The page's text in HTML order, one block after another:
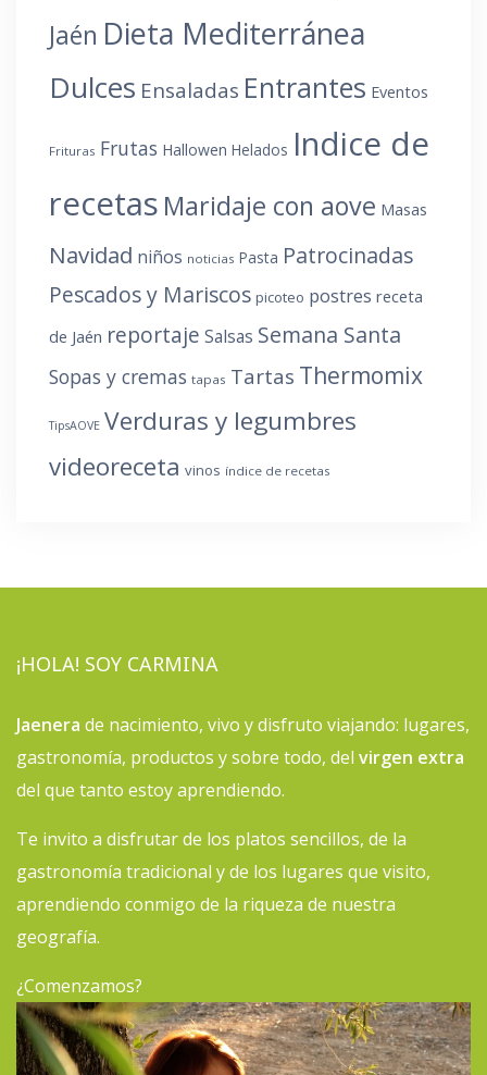
Jaén Dieta Mediterránea
Dulces Ensaladas Entrantes Eventos
Frituras Frutas Hallowen Helados Indice de
recetas Maridaje con aove Masas
Navidad niños noticias Pasta Patrocinadas
Pescados y Mariscos picoteo postres receta
de Jaén reportaje Salsas Semana Santa
Sopas y cremas tapas Tartas Thermomix
TipsAOVE Verduras y legumbres
videoreceta vinos índice de recetas
¡HOLA! SOY CARMINA
Jaenera de nacimiento, vivo y disfruto viajando: lugares,
gastronomía, productos y sobre todo, del virgen extra
del que tanto estoy aprendiendo.
Te invito a disfrutar de los platos sencillos, de la
gastronomía tradicional y de los lugares que visito,
aprendiendo conmigo de la riqueza de nuestra
geografía.
¿Comenzamos?